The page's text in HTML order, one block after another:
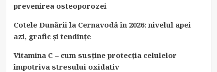
prevenirea osteoporozei
Cotele Dunării la Cernavodă în 2026: nivelul apei
azi, grafic și tendințe
Vitamina C – cum susține protecția celulelor
împotriva stresului oxidativ